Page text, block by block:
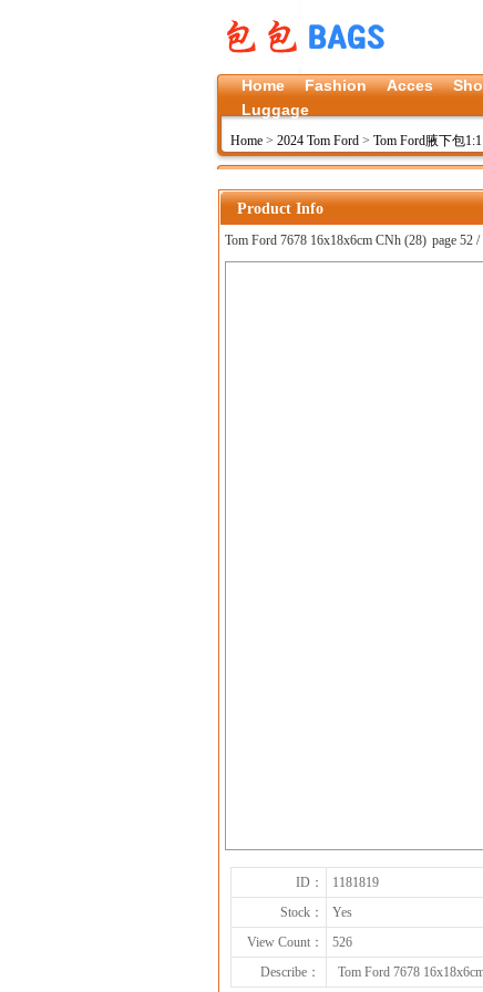
Home Fashion Acces
Luggage
Home > 2024 Tom Ford > Tom Ford腋下包1:1
Product Info
Tom Ford 7678 16x18x6cm CNh (28) page 52 /
ID： 1181819
Stock：
Yes
View Count：
526
Describe：
Tom Ford 7678